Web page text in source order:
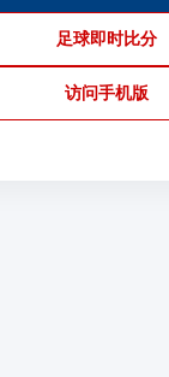
足球即时比分
访问手机版